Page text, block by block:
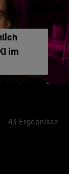
im
43 Ergebnisse